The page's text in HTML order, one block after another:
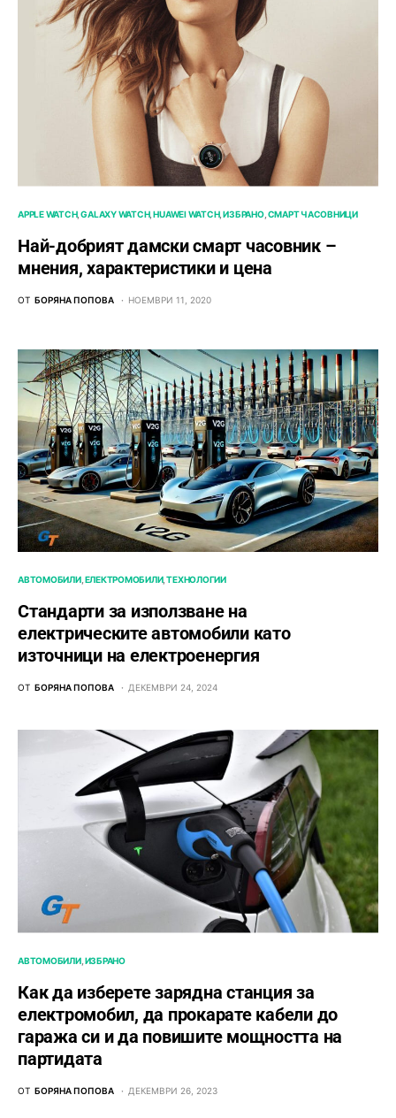
APPLE WATCH GALAXY WATCH HUAWEI WATCH ИЗБРАНО СМАРТ ЧАСОВНИЦИ
Най-добрият дамски смарт часовник –
мнения, характеристики и цена
ОТ БОРЯНА ПОПОВА НОЕМВРИ 11, 2020
АВТОМОБИЛИ ЕЛЕКТРОМОБИЛИ ТЕХНОЛОГИИ
Стандарти за използване на
електрическите автомобили като
източници на електроенергия
ОТ БОРЯНА ПОПОВА ДЕКЕМВРИ 24, 2024
АВТОМОБИЛИ ИЗБРАНО
Как да изберете зарядна станция за
електромобил, да прокарате кабели до
гаража си и да повишите мощността на
партидата
ОТ БОРЯНА ПОПОВА ДЕКЕМВРИ 26, 2023